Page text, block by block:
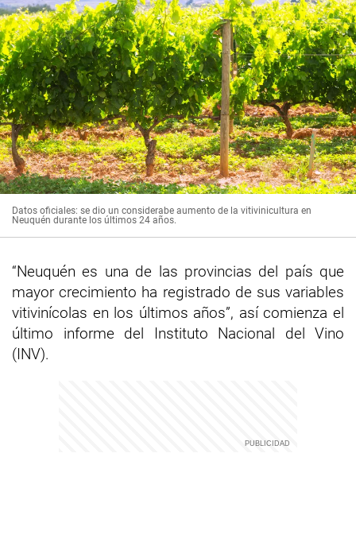
Datos oficiales: se dio un considerabe aumento de la vitivinicultura en
Neuquén durante los últimos 24 años.
“Neuquén es una de las provincias del país que
mayor crecimiento ha registrado de sus variables
vitivinícolas en los últimos años”, así comienza el
último informe del Instituto Nacional del Vino
(INV).